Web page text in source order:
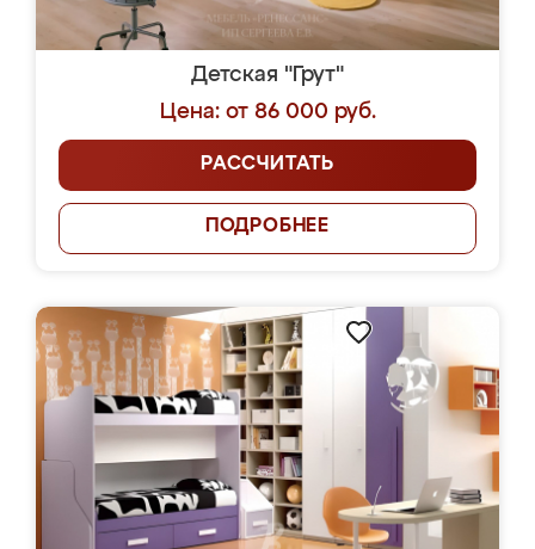
Детская "Грут"
Цена: от 86 000 руб.
РАССЧИТАТЬ
ПОДРОБНЕЕ